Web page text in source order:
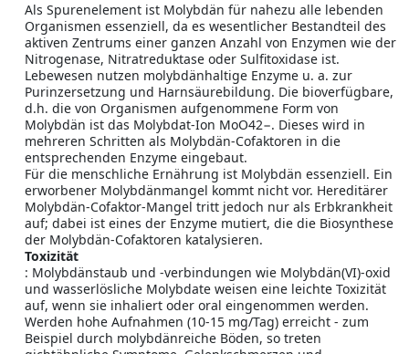
Als Spurenelement ist Molybdän für nahezu alle lebenden
Organismen essenziell, da es wesentlicher Bestandteil des
aktiven Zentrums einer ganzen Anzahl von Enzymen wie der
Nitrogenase, Nitratreduktase oder Sulfitoxidase ist.
Lebewesen nutzen molybdänhaltige Enzyme u. a. zur
Purinzersetzung und Harnsäurebildung. Die bioverfügbare,
d.h. die von Organismen aufgenommene Form von
Molybdän ist das Molybdat-Ion MoO42−. Dieses wird in
mehreren Schritten als Molybdän-Cofaktoren in die
entsprechenden Enzyme eingebaut.
Für die menschliche Ernährung ist Molybdän essenziell. Ein
erworbener Molybdänmangel kommt nicht vor. Hereditärer
Molybdän-Cofaktor-Mangel tritt jedoch nur als Erbkrankheit
auf; dabei ist eines der Enzyme mutiert, die die Biosynthese
der Molybdän-Cofaktoren katalysieren.
Toxizität
: Molybdänstaub und -verbindungen wie Molybdän(VI)-oxid
und wasserlösliche Molybdate weisen eine leichte Toxizität
auf, wenn sie inhaliert oder oral eingenommen werden.
Werden hohe Aufnahmen (10-15 mg/Tag) erreicht - zum
Beispiel durch molybdänreiche Böden, so treten